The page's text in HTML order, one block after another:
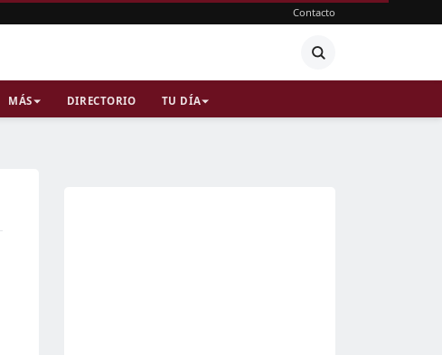
Contacto
MÁS DIRECTORIO TU DÍA